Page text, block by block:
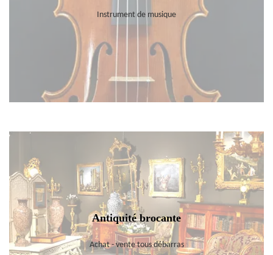
Instrument de musique
Antiquité brocante
Achat - vente tous débarras